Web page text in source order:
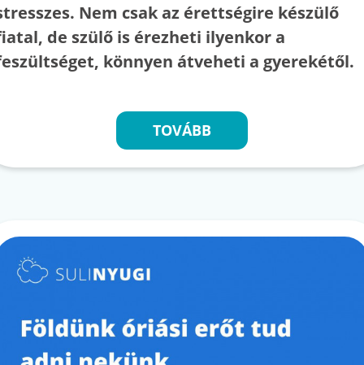
Nem csak az érettségire készülő
de szülő is érezheti ilyenkor a
könnyen átveheti a gyerekétől.
TOVÁBB